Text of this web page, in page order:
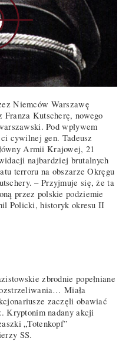
Niemców Warszawę
Franza Kutscherę, nowego
Pod wpływem
cywilnej gen. Tadeusz
Armii Krajowej, 21
najbardziej brutalnych
terroru na obszarze Okręgu
– Przyjmuje się, że ta
przez polskie podziemie
Policki, historyk okresu II
zbrodnie popełniane
Miała
zaczęli obawiać
Kryptonim nadany akcji
„Totenkopf”
SS.